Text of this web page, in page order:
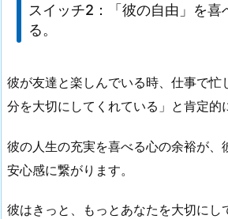
スイッチ2：「彼の自由」を喜
る。
彼が友達と楽しんでいる時、仕事で忙
分を大切にしてくれている」と肯定的
彼の人生の充実を喜べる心の余裕が、
安心感に繋がります。
彼はきっと、もっとあなたを大切にし